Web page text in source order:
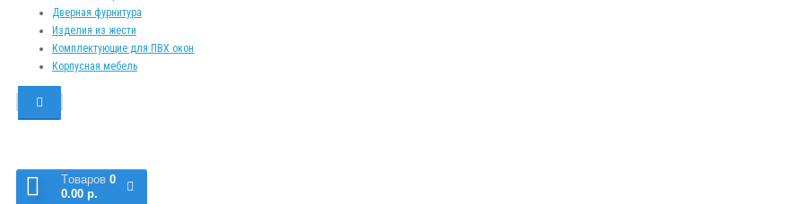
Дверная фурнитура
Изделия из жести
Комплектующие для ПВХ окон
Корпусная мебель
Tоваров 0
0.00 р.